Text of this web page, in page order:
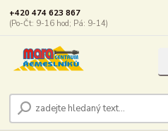
+420 474 623 867
(Po-Čt: 9-16 hod; Pá: 9-14)